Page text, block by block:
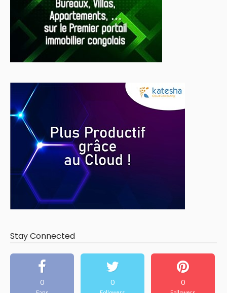
Stay Connected
0 0 0